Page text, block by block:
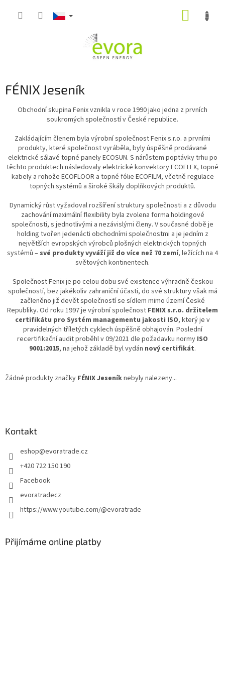
FÉNIX Jeseník
Obchodní skupina Fenix vznikla v roce 1990 jako jedna z prvních
soukromých společností v České republice.
Zakládajícím členem byla výrobní společnost Fenix s.r.o. a prvními
produkty, které společnost vyráběla, byly úspěšně prodávané
elektrické sálavé topné panely ECOSUN. S nárůstem poptávky trhu po
těchto produktech následovaly elektrické konvektory ECOFLEX, topné
kabely a rohože ECOFLOOR a topné fólie ECOFILM, včetně regulace
topných systémů a široké škály doplňkových produktů.
Dynamický růst vyžadoval rozšíření struktury společnosti a z důvodu
zachování maximální flexibility byla zvolena forma holdingové
společnosti, s jednotlivými a nezávislými členy. V současné době je
holding tvořen jedenácti obchodními společnostmi a je jedním z
největších evropských výrobců plošných elektrických topných
systémů – své produkty vyváží již do více než 70 zemí, ležících na 4
světových kontinentech.
Společnost Fenix je po celou dobu své existence výhradně českou
společností, bez jakékoliv zahraniční účasti, do své struktury však má
začleněno již devět společností se sídlem mimo území České
Republiky. Od roku 1997 je výrobní společnost FENIX s.r.o. držitelem
certifikátu pro Systém managementu jakosti ISO, který je v
pravidelných tříletých cyklech úspěšně obhajován. Poslední
recertifikační audit proběhl v 09/2021 dle požadavku normy ISO
9001:2015, na jehož základě byl vydán nový certifikát.
Žádné produkty značky FÉNIX Jeseníknebyly nalezeny...
Kontakt
eshop@evoratrade.cz
+420 722 150 190
Facebook
evoratradecz
https://www.youtube.com/@evoratrade
Přijímáme online platby